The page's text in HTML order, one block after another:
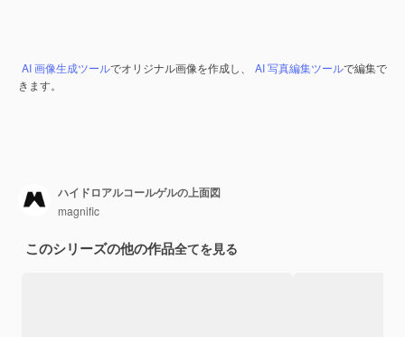
AI 画像生成ツールでオリジナル画像を作成し、 AI 写真編集ツールで編集で
きます。
ハイドロアルコールゲルの上面図
magnific
このシリーズの他の作品全てを見る